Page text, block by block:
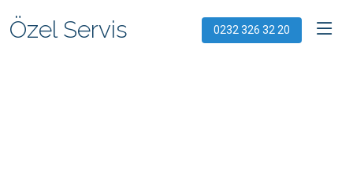
Özel Servis 0232 326 32 20